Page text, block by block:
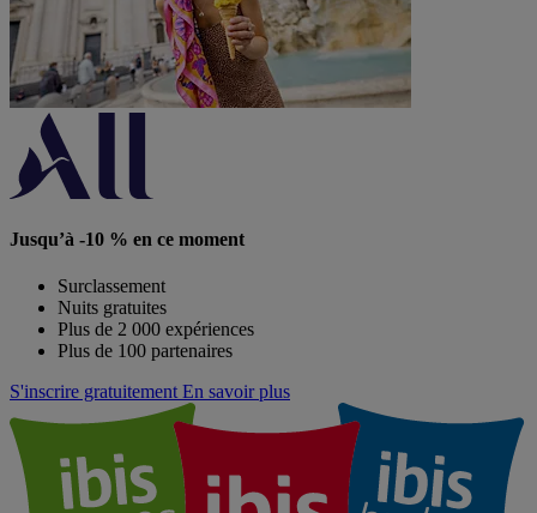
Jusqu’à -10 % en ce moment
Surclassement
Nuits gratuites
Plus de 2 000 expériences
Plus de 100 partenaires
S'inscrire gratuitement En savoir plus